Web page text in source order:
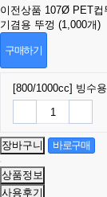
이전상품 107Ø PET컵
기겸용 뚜껑 (1,000개)
구매하기
[800/1000cc] 빙수
상품정보
사용후기